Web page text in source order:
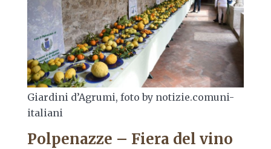
Giardini d’Agrumi, foto by notizie.comuni-
italiani
Polpenazze – Fiera del vino